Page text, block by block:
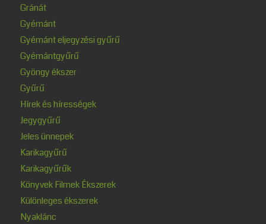
Gránát
Gyémánt
Gyémánt eljegyzési gyűrű
Gyémántgyűrű
Gyöngy ékszer
Gyűrű
Hírek és hírességek
Jegygyűrű
Jeles ünnepek
Karikagyűrű
Karikagyűrűk
Könyvek Filmek Ékszerek
Különleges ékszerek
Nyaklánc